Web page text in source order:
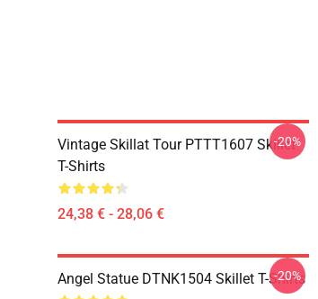
Vintage Skillat Tour PTTT1607 Skillet
T-Shirts
24,38 € - 28,06 €
-20%
Angel Statue DTNK1504 Skillet T-Shirts
-20%